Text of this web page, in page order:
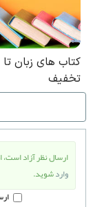
ارسال نظر آزاد است،
واردشوید.